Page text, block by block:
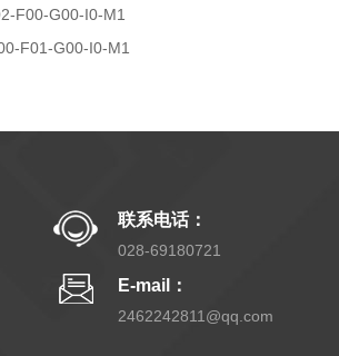
F00-G00-I0-M1
F01-G00-I0-M1
联系电话：
028-69180721
E-mail：
2462242811@qq.com